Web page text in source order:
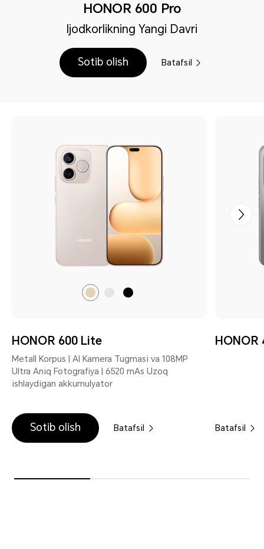
HONOR 600 Pro
Ijodkorlikning Yangi Davri
Sotib olish Batafsil
Sahro
VelvetVelvet
HONOR 600 Lite
Metall Korpus | AI Kamera Tugmasi va 108MP
Ultra Aniq Fotografiya | 6520 mAs Uzoq
ishlaydigan akkumulyator
Sotib olish Batafsil
HONOR
Batafsil